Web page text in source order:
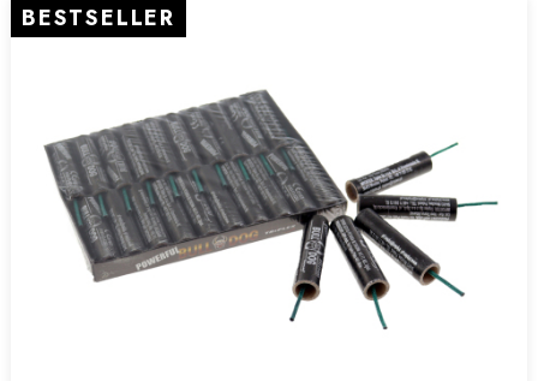
BESTSELLER